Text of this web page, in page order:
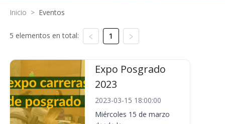
Inicio > Eventos
5 elementos en total: 1
Expo Posgrado
2023
2023-03-15 18:00:00
Miércoles 15 de marzo